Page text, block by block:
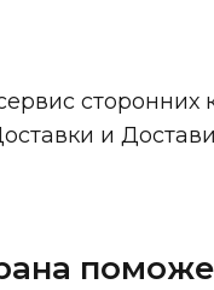
сторонних
и